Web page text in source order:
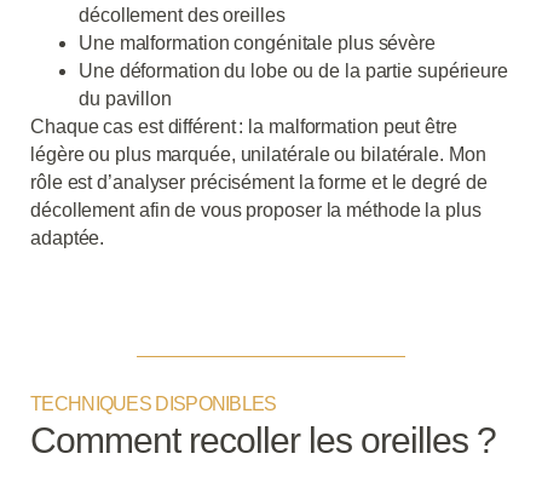
décollement des oreilles
Une malformation congénitale plus sévère
Une déformation du lobe ou de la partie supérieure
du pavillon
Chaque cas est différent : la malformation peut être
légère ou plus marquée, unilatérale ou bilatérale. Mon
rôle est d’analyser précisément la forme et le degré de
décollement afin de vous proposer la méthode la plus
adaptée.
TECHNIQUES DISPONIBLES
Comment recoller les oreilles ?